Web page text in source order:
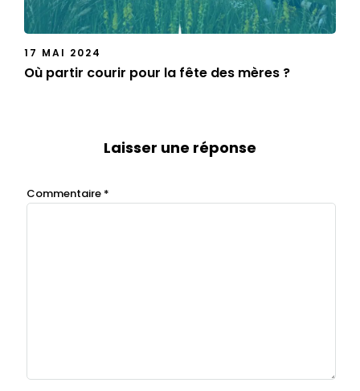
17 MAI 2024
Où partir courir pour la fête des mères ?
Laisser une réponse
Commentaire *